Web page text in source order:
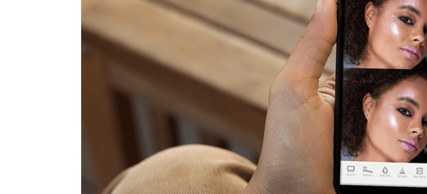
Servicios de Retoque de
Producto
Servicios de Retoque de
Joyas